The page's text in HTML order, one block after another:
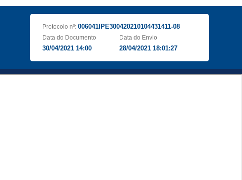
Protocolo nº: 006041IPE300420210104431411-08
Data do Documento
30/04/2021 14:00
Data do Envio
28/04/2021 18:01:27